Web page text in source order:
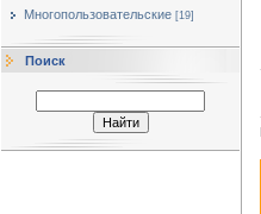
Многопользовательские [19]
Поиск